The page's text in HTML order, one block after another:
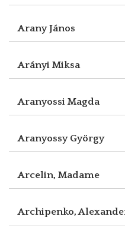
Arany János
Arányi Miksa
Aranyossi Magda
Aranyossy György
Arcelin, Madame
Archipenko,